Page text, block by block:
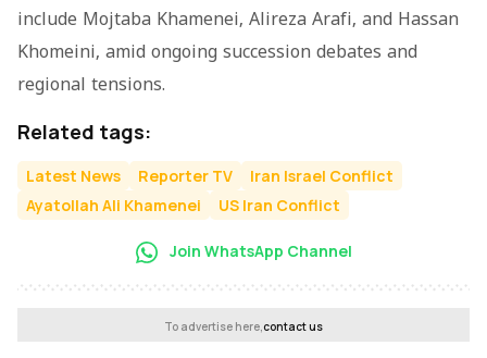
include Mojtaba Khamenei, Alireza Arafi, and Hassan
Khomeini, amid ongoing succession debates and
regional tensions.
Related tags:
Latest News Reporter TV
Iran Israel Conflict
Ayatollah Ali Khamenei
US Iran Conflict
Join WhatsApp Channel
To advertise here,contact us